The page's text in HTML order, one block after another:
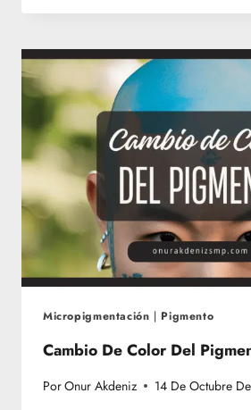
EL
CAPILAR?
Micropigmentación | Pigmento
Cambio De Color Del
PorOnur Akdeniz 14 De Octubre